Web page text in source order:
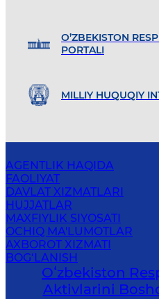
O’ZBEKISTON
PORTALI
MILLIY HUQUQIY
AGENTLIK HAQIDA
FAOLIYAT
DAVLAT XIZMATLARI
HUJJATLAR
MAXFIYLIK SIYOSATI
OCHIQ MA'LUMOTLAR
AXBOROT XIZMATI
BOG‘LANISH
Oʻzbekiston
Aktivlarini